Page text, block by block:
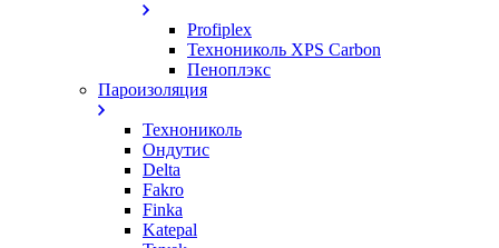
Profiplex
Технониколь XPS Carbon
Пеноплэкс
Пароизоляция
Технониколь
Ондутис
Delta
Fakro
Finka
Katepal